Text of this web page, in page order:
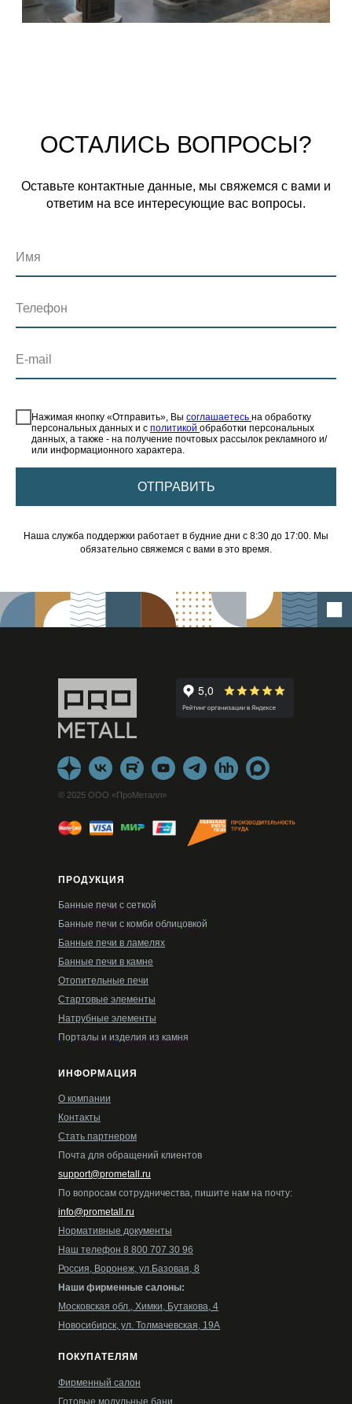
ОСТАЛИСЬ ВОПРОСЫ?
Оставьте контактные данные, мы свяжемся с вами и
ответим на все интересующие вас вопросы.
Имя
Телефон
E-mail
Нажимая кнопку «Отправить», Вы соглашаетесь на обработку
персональных данных и с политикой обработки персональных
данных, а также - на получение почтовых рассылок рекламного и/
или информационного характера.
ОТПРАВИТЬ
Наша служба поддержки работает в будние дни с 8:30 до 17:00. Мы
обязательно свяжемся с вами в это время.
ПРОДУКЦИЯ
Банные печи с сеткой
Банные печи с комби облицовкой
Банные печи в ламелях
Банные печи в камне
Отопительные печи
Стартовые элементы
Натрубные элементы
Порталы и изделия из камня
ИНФОРМАЦИЯ
О компании
Контакты
Стать партнером
Почта для обращений клиентов
support@prometall.ru
По вопросам сотрудничества, пишите нам на почту:
info@prometall.ru
Нормативные документы
Наш телефон 8 800 707 30 96
Россия, Воронеж, ул.Базовая, 8
Наши фирменные салоны:
Московская обл., Химки, Бутакова, 4
Новосибирск, ул. Толмачевская, 19А
ПОКУПАТЕЛЯМ
Фирменный салон
Готовые модульные бани
© 2025 ООО «ПроМеталл»